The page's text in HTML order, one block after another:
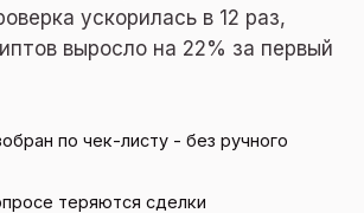
ускорилась в 12 раз,
выросло на 22% за первый
по чек-листу - без ручного
теряются сделки